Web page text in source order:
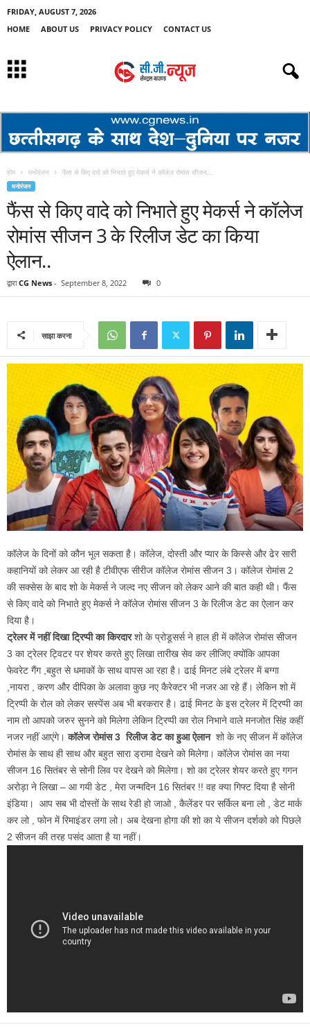
FRIDAY, AUGUST 7, 2026
HOME
ABOUT US PRIVACY POLICY CONTACT US
होम मनोरंजन फैंस से किए वादे को निभाते हुए मेकर्स ने कॉलेज रोमांस सीजन...
मनोरंजन
फैंस से किए वादे को निभाते हुए मेकर्स ने कॉलेज
रोमांस सीजन 3 के रिलीज डेट का किया
ऐलान..
द्वारा CG News - September 8, 2022 0
साझा करना
कॉलेज के दिनों को कौन भूल सकता है। कॉलेज, दोस्ती और प्यार के किस्से और ढेर सारी
कहानियों को लेकर आ रही है टीवीएफ सीरीज कॉलेज रोमांस सीजन 3। कॉलेज रोमांस 2
की सक्सेस के बाद शो के मेकर्स ने जल्द नए सीजन को लेकर आने की बात कही थी। फैंस
से किए वादे को निभाते हुए मेकर्स ने कॉलेज रोमांस सीजन 3 के रिलीज डेट का ऐलान कर
दिया है।
ट्रेलर में नहीं दिखा ट्रिप्पी का किरदारशो के प्रोडूसर्स ने हाल ही में कॉलेज रोमांस सीजन
3 का ट्रेलर ट्विटर पर शेयर करते हुए लिखा तारीख सेव कर लीजिए क्योंकि आपका
फेवरेट गैंग ,बहुत से धमाकों के साथ वापस आ रहा है। ढाई मिनट लंबे ट्रेलर में बग्गा
,नायरा , करण और दीपिका के अलावा कुछ नए कैरेक्टर भी नजर आ रहे हैं। लेकिन शो में
ट्रिप्पी के रोल को लेकर सस्पेंस अब भी बरकरार है। ढाई मिनट के इस ट्रेलर में ट्रिप्पी का
नाम तो आपको जरुर सुनने को मिलेगा लेकिन ट्रिप्पी का रोल निभाने वाले मनजोत सिंह कहीं
नजर नहीं आएंगे।कॉलेज रोमांस 3 रिलीज डेट का हुआ ऐलान शो के नए सीजन में कॉलेज
रोमांस के साथ ही साथ और बहुत सारा ड्रामा देखने को मिलेगा। कॉलेज रोमांस का नया
सीजन 16 सितंबर से सोनी लिव पर देखने को मिलेगा। शो का ट्रेलर शेयर करते हुए गगन
अरोड़ा ने लिखा – आ गयी डेट , मेरा जन्मदिन 16 सितंबर !! वह क्या गिफ्ट दिया है सोनी
इंडिया। आप सब भी दोस्तों के साथ रेडी हो जाओ , कैलेंडर पर सर्किल बना लो , डेट मार्क
कर लो , फोन में रिमाइंडर लगा लो। अब देखना होगा की शो का ये सीजन दर्शको को पिछले
2 सीजन की तरह पसंद आता है या नहीं।